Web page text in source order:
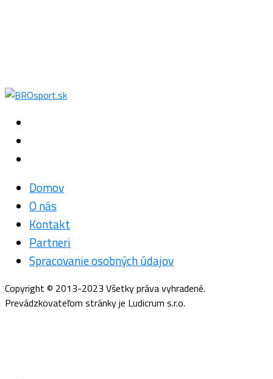
Domov
O nás
Kontakt
Partneri
Spracovanie osobných údajov
Copyright © 2013-2023 Všetky práva vyhradené.
Prevádzkovateľom stránky je Ludicrum s.r.o.